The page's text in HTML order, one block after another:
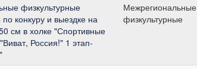
физкультурные
конкуру и выездке на
см в холке "Спортивные
Россия!" 1 этап-
Межрегиональные
физкультурные